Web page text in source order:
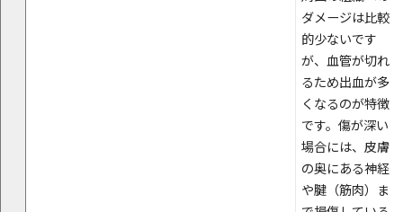
ダメージは比較
的少ないです
が、血管が切れ
るため出血が多
くなるのが特徴
です。傷が深い
場合には、皮膚
の奥にある神経
や腱（筋肉）ま